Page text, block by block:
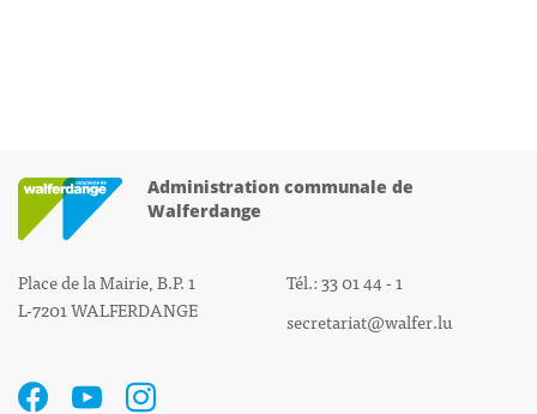
Administration communale de
Walferdange
Place de la Mairie, B.P. 1
L-7201 WALFERDANGE
Tél.: 33 01 44 - 1
secretariat@walfer.lu